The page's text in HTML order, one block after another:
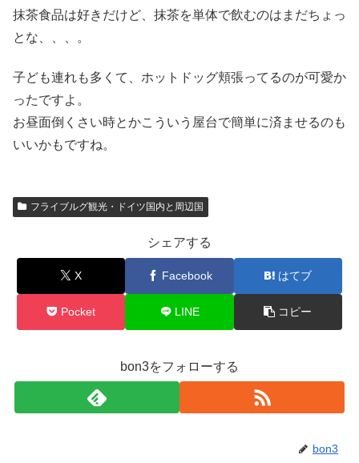
抹茶食品は好きだけど、抹茶を単体で飲むのはまだちょっ
とな、、、。
子ども連れも多くて、ホットドッグ頬張ってるのが可愛か
ったですよ。
お昼面倒くさい時とかこういう屋台で簡単に済ませるのも
いいかもですね。
フライブルグ観光・ドイツ国内と周辺国
シェアする
X Facebook はてブ
Pocket LINE コピー
bon3をフォローする
bon3